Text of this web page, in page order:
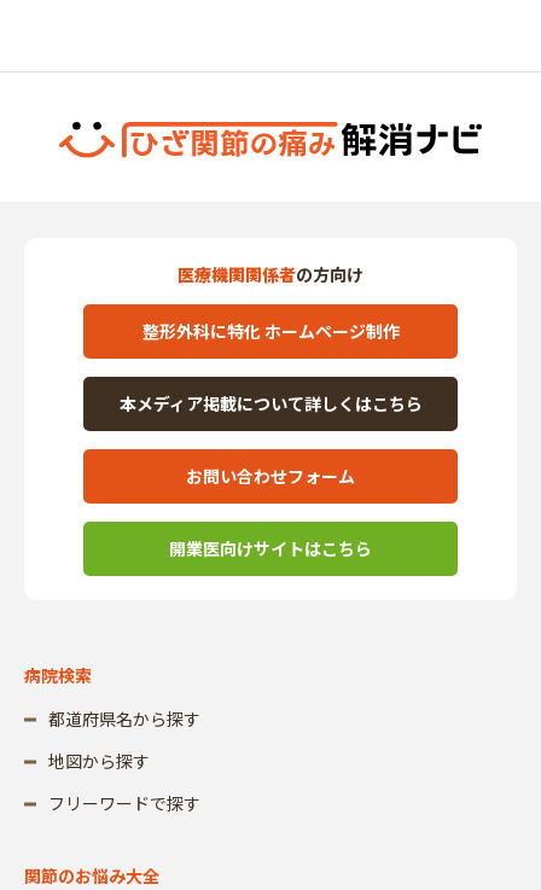
医療機関関係者の方向け
整形外科に特化 ホームページ制作
本メディア掲載について詳しくはこちら
お問い合わせフォーム
開業医向けサイトはこちら
病院検索
都道府県名から探す
地図から探す
フリーワードで探す
関節のお悩み大全